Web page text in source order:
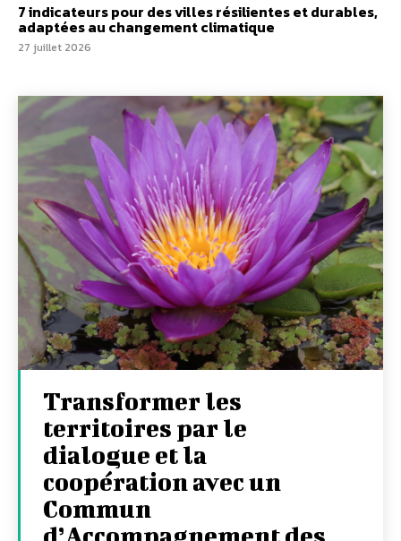
7 indicateurs pour des villes résilientes et durables,
adaptées au changement climatique
27 juillet 2026
Transformer les
territoires par le
dialogue et la
coopération avec un
Commun